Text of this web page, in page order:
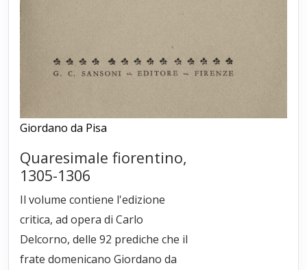
Giordano da Pisa
Quaresimale fiorentino,
1305-1306
Il volume contiene l'edizione
critica, ad opera di Carlo
Delcorno, delle 92 prediche che il
frate domenicano Giordano da